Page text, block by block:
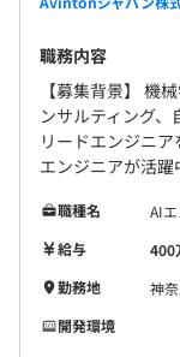
職務内容
【募集背景】 機
ンサルティング、
リードエンジニ
エンジニアが活躍
職種名
AI
給与
400
勤務地
神
開発環境